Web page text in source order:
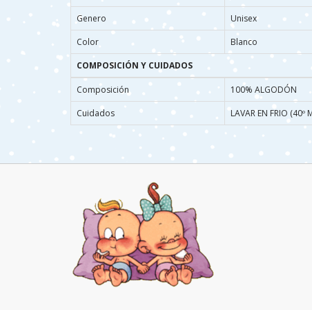
Genero
Unisex
Color
Blanco
COMPOSICIÓN Y CUIDADOS
Composición
100% ALGODÓN
Cuidados
LAVAR EN FRIO (40º